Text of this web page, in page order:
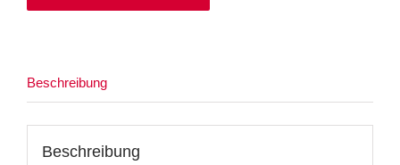
Beschreibung
Beschreibung